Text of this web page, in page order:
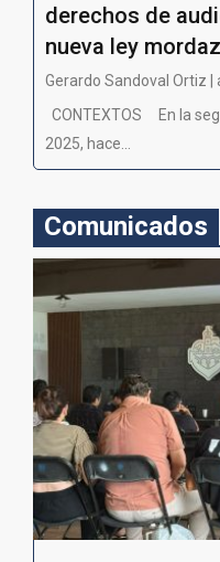
derechos de
nueva ley
Gerardo Sandoval Ortiz |
CONTEXTOS En la
2025, hace...
Comunicados